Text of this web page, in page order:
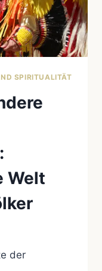
SPIRITUALITÄT
Welt
der